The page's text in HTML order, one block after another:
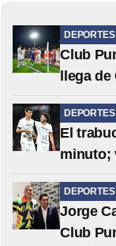
DEPORTES
Club
llega
DEPORTES
El
minuto;
DEPORTES
Jorge
Club